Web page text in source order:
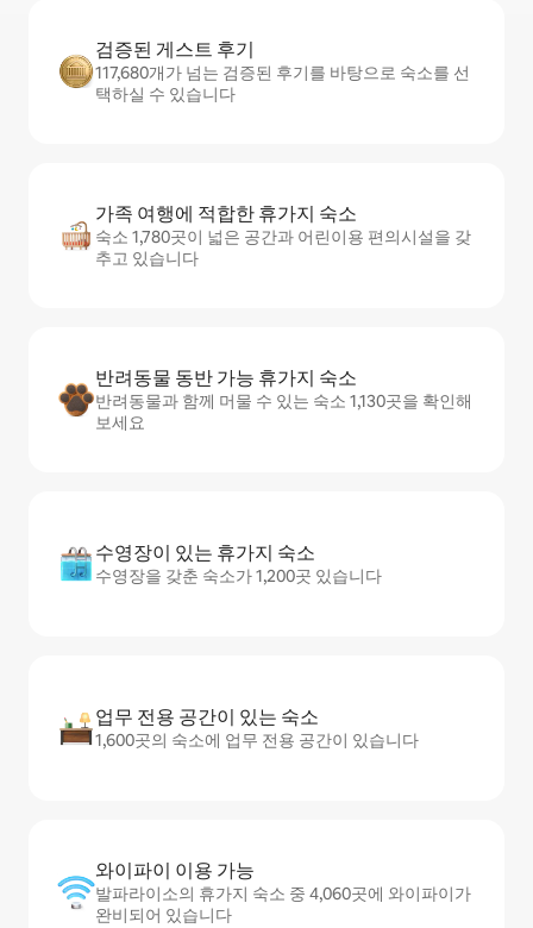
검증된 게스트 후기
117,680개가 넘는 검증된 후기를 바탕으로 숙소를 선
택하실 수 있습니다
가족 여행에 적합한 휴가지 숙소
숙소 1,780곳이 넓은 공간과 어린이용 편의시설을 갖
추고 있습니다
반려동물 동반 가능 휴가지 숙소
반려동물과 함께 머물 수 있는 숙소 1,130곳을 확인해
보세요
수영장이 있는 휴가지 숙소
수영장을 갖춘 숙소가 1,200곳 있습니다
업무 전용 공간이 있는 숙소
1,600곳의 숙소에 업무 전용 공간이 있습니다
와이파이 이용 가능
발파라이소의 휴가지 숙소 중 4,060곳에 와이파이가
완비되어 있습니다